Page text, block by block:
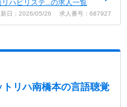
リハビリステ...の求人一覧
新日：2026/05/26 求人番号：687927
トリハ南橋本の言語聴覚